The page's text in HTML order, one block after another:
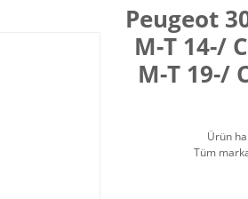
Peugeot
M-T 14-/
M-T 19-/
Ürün
Tüm